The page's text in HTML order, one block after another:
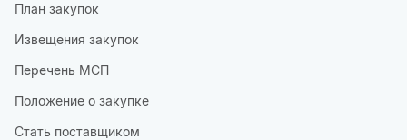
План закупок
Извещения закупок
Перечень МСП
Положение о закупке
Стать поставщиком